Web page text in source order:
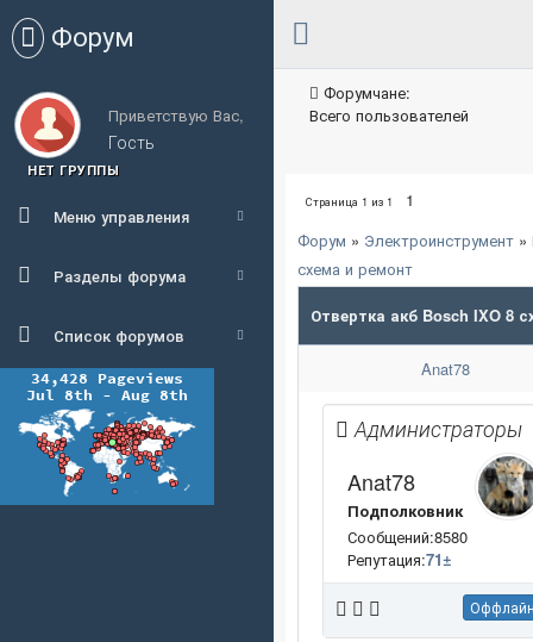
Форум
Приветствую Вас,
Гость
НЕТ ГРУППЫ
Меню управления
Разделы форума
Список форумов
Форумчане:
Всего пользователей
Страница 1 из 1
1
Форум » Электроинструмент »
схема и ремонт
Отвертка акб Bosch IXO 8
Anat78
Администраторы
Anat78
Подполковник
Сообщений:8580
Репутация:71±